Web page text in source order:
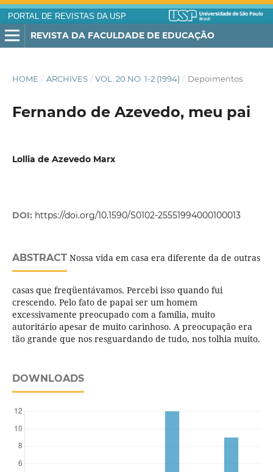
PORTAL DE REVISTAS DA USP
REVISTA DA FACULDADE DE EDUCAÇÃO
HOME / ARCHIVES / VOL. 20 NO. 1-2 (1994) / Depoimentos
Fernando de Azevedo, meu pai
Lollia de Azevedo Marx
DOI: https://doi.org/10.1590/S0102-25551994000100013
ABSTRACTNossa vida em casa era diferente da de outras
casas que freqüentávamos. Percebi isso quando fui
crescendo. Pelo fato de papai ser um homem
excessivamente preocupado com a família, muito
autoritário apesar de muito carinhoso. A preocupação era
tão grande que nos resguardando de tudo, nos tolhia muito.
DOWNLOADS